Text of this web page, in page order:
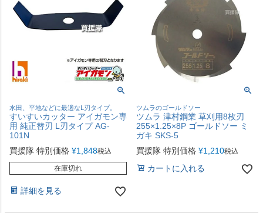
水田、平地などに最適なL刃タイプ。
すいすいカッター アイガモン専
用 純正替刃 L刃タイプ AG-
101N
買援隊 特別価格 ¥1,848税込
在庫切れ
詳細を見る
ツムラのゴールドソー
ツムラ 津村鋼業 草刈用8枚刃
255×1.25×8P ゴールドソー ミ
ガキ SKS-5
買援隊 特別価格 ¥1,210税込
カートに入れる